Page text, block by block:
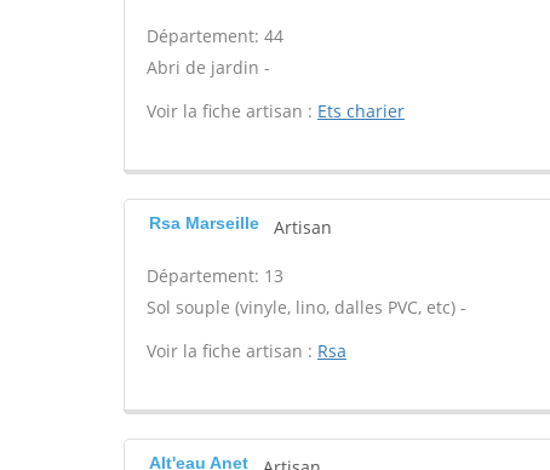
Département: 44
Abri de jardin -
Voir la fiche artisan : Ets charier
Rsa Marseille Artisan
Département: 13
Sol souple (vinyle, lino, dalles PVC, etc) -
Voir la fiche artisan : Rsa
Alt'eau Anet